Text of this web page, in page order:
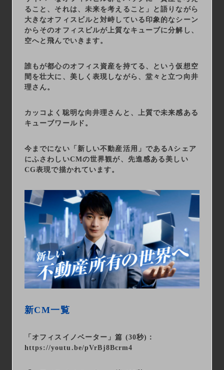
ること、それは、未来を考えること」と語りながら
大きなオフィスビルと対峙している印象的なシーン
からそのオフィスビルが上質なキューブに分解し、
空へと飛んでいきます。
誰もが都心のオフィス資産を持てる、という仮想空
間を壮大に、美しく表現しながら、堂々と立つ向井
理さん。
カッコよく聡明な向井理さんと、上質で未来感ある
キューブワールド。
今までにない「新しい不動産活用」であるAシェア
にふさわしいCMの世界観が、先進感ある美しい
CG表現で描かれています。
新CM一覧
「オフィスイノベーター」篇 (30秒)：
https://youtu.be/pVrBj8Bcrm4